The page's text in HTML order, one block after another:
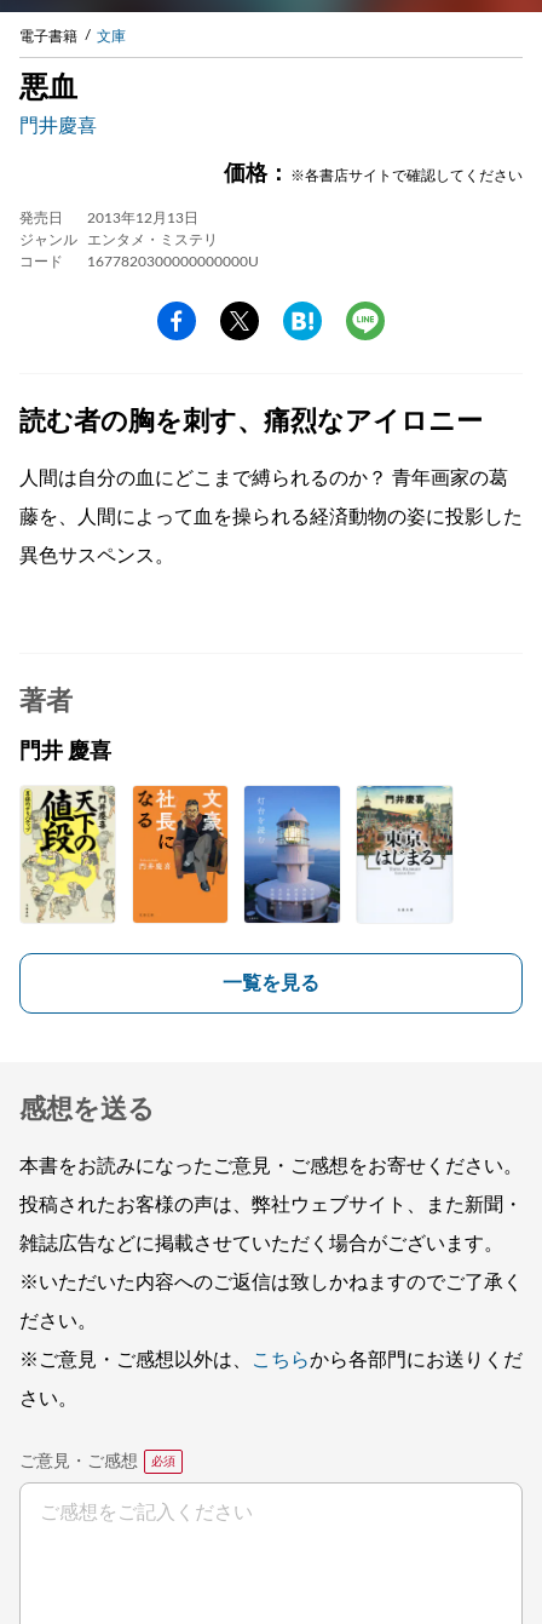
電子書籍 文庫
悪血
門井慶喜
価格： ※各書店サイトで確認してください
発売日
2013年12月13日
ジャンル
エンタメ・ミステリ
コード
1677820300000000000U
読む者の胸を刺す、痛烈なアイロニー
人間は自分の血にどこまで縛られるのか？ 青年画家の葛
藤を、人間によって血を操られる経済動物の姿に投影した
異色サスペンス。
著者
門井 慶喜
一覧を見る
感想を送る
本書をお読みになったご意見・ご感想をお寄せください。
投稿されたお客様の声は、弊社ウェブサイト、また新聞・
雑誌広告などに掲載させていただく場合がございます。
※いただいた内容へのご返信は致しかねますのでご了承く
ださい。
※ご意見・ご感想以外は、
こちらから各部門にお送りくだ
さい。
ご意見・ご感想